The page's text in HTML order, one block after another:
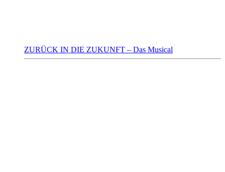
ZURÜCK IN DIE ZUKUNFT – Das Musical